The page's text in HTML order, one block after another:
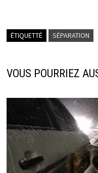
o
k
n
r
dI
ÉTIQUETTÉ SÉPARATION
VOUS POURRIEZ